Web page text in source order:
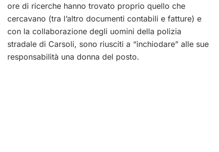
ore di ricerche hanno trovato proprio quello che
cercavano (tra l’altro documenti contabili e fatture) e
con la collaborazione degli uomini della polizia
stradale di Carsoli, sono riusciti a “inchiodare” alle sue
responsabilità una donna del posto.